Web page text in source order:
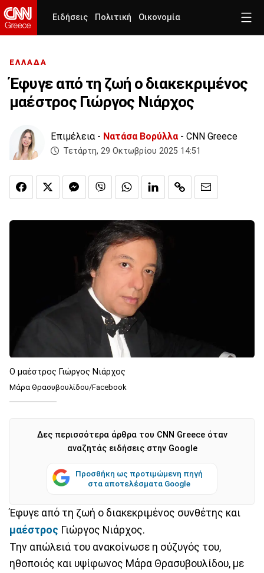
Ειδήσεις Πολιτική Οικονομία
ΕΛΛΑΔΑ
Έφυγε από τη ζωή ο διακεκριμένος
μαέστρος Γιώργος Νιάρχος
Επιμέλεια - Νατάσα Βορύλλα- CNN Greece
Τετάρτη, 29 Οκτωβρίου 2025 14:51
O μαέστρος Γιώργος Νιάρχος
Μάρα Θρασυβουλίδου/Facebook
Δες περισσότερα άρθρα του CNN Greece όταν
αναζητάς ειδήσεις στην Google
Προσθήκη ως προτιμώμενη πηγή
στα αποτελέσματα Google
Έφυγε από τη ζωή ο διακεκριμένος συνθέτης και
μαέστρος Γιώργος Νιάρχος.
Την απώλειά του ανακοίνωσε η σύζυγός του,
ηθοποιός και υψίφωνος Μάρα Θρασυβουλίδου, με